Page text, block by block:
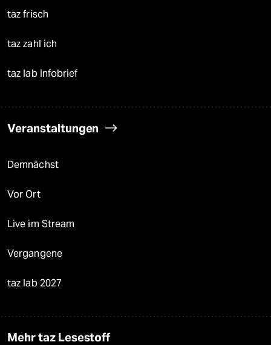
taz frisch
taz zahl ich
taz lab Infobrief
Veranstaltungen
Demnächst
Vor Ort
Live im Stream
Vergangene
taz lab 2027
Mehr taz Lesestoff